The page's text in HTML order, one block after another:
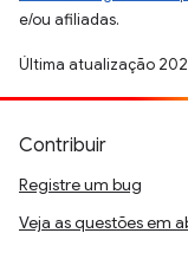
e/ou afiliadas.
Última atualização
Contribuir
Registre um bug
Veja as questões em